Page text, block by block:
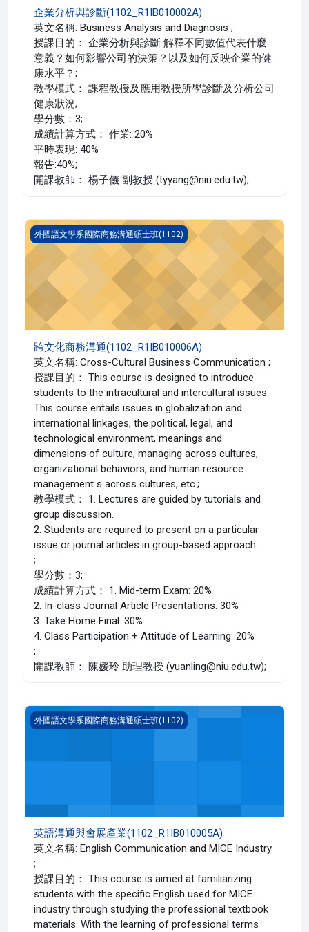
企業分析與診斷(1102_R1IB010002A)
英文名稱: Business Analysis and Diagnosis ;
授課目的： 企業分析與診斷 解釋不同數值代表什麼
意義？如何影響公司的決策？以及如何反映企業的健
康水平？;
教學模式： 課程教授及應用教授所學診斷及分析公司
健康狀況;
學分數：3;
成績計算方式： 作業: 20%
平時表現: 40%
報告:40%;
開課教師： 楊子儀 副教授 (tyyang@niu.edu.tw);
跨文化商務溝通(1102_R1IB010006A)
外國語文學系國際商務溝通碩士班(1102)
跨文化商務溝通(1102_R1IB010006A)
英文名稱: Cross-Cultural Business Communication ;
授課目的： This course is designed to introduce
students to the intracultural and intercultural issues.
This course entails issues in globalization and
international linkages, the political, legal, and
technological environment, meanings and
dimensions of culture, managing across cultures,
organizational behaviors, and human resource
management s across cultures, etc.;
教學模式： 1. Lectures are guided by tutorials and
group discussion.
2. Students are required to present on a particular
issue or journal articles in group-based approach.
;
學分數：3;
成績計算方式： 1. Mid-term Exam: 20%
2. In-class Journal Article Presentations: 30%
3. Take Home Final: 30%
4. Class Participation + Attitude of Learning: 20%
;
開課教師： 陳媛玲 助理教授 (yuanling@niu.edu.tw);
英語溝通與會展產業(1102_R1IB010005A)
外國語文學系國際商務溝通碩士班(1102)
英語溝通與會展產業(1102_R1IB010005A)
英文名稱: English Communication and MICE Industry
;
授課目的： This course is aimed at familiarizing
students with the specific English used for MICE
industry through studying the professional textbook
materials. With the learning of professional terms